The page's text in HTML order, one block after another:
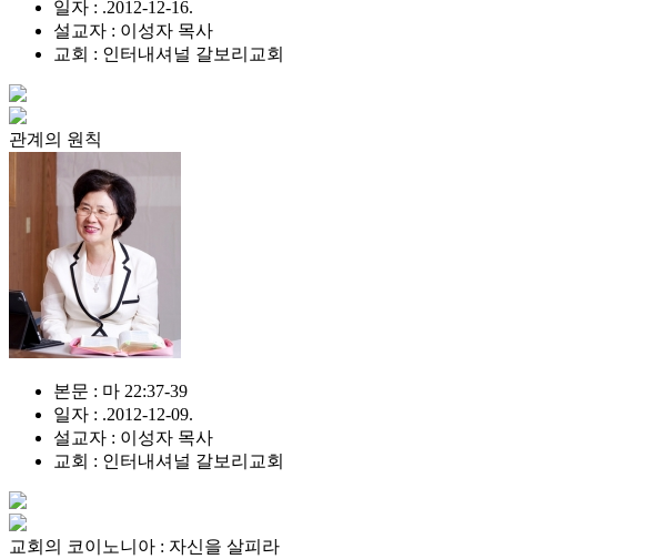
일자 : .2012-12-16.
설교자 : 이성자 목사
교회 : 인터내셔널 갈보리교회
관계의 원칙
본문 : 마 22:37-39
일자 : .2012-12-09.
설교자 : 이성자 목사
교회 : 인터내셔널 갈보리교회
교회의 코이노니아 : 자신을 살피라